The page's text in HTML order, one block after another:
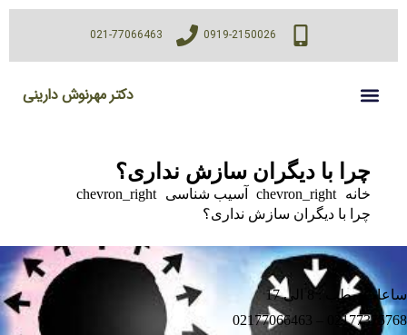
0919-2150026
021-77066463
دکتر مهرنوش دارینی
چرا با دیگران سازش نداری؟
خانه chevron_right آسیب شناسی chevron_right
چرا با دیگران سازش نداری؟
مطب : 8 الی 17
02177375768 –